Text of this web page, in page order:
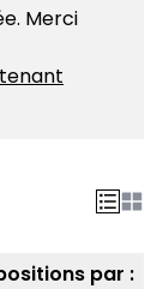
Merci
par :